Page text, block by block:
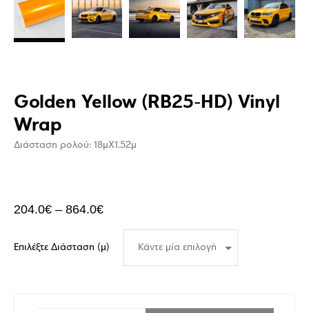
Golden Yellow (RB25-HD) Vinyl
Wrap
Διάσταση ρολού: 18μΧ1.52μ
204.0€ – 864.0€
Επιλέξτε Διάσταση (μ)